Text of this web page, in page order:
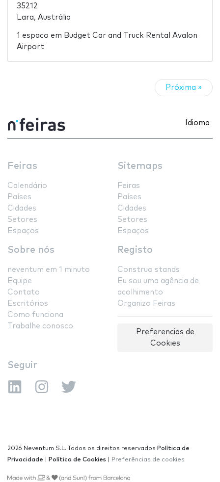
35212
Lara, Austrália
1 espaco em Budget Car and Truck Rental Avalon
Airport
Próxima »
Idioma
Feiras
Calendário
Países
Cidades
Setores
Espaços
Sitemaps
Feiras
Países
Cidades
Setores
Espaços
Sobre nós
neventum em 1 minuto
Equipe
Contato
Escritórios
Como funciona
Trabalhe conosco
Registo
Construo stands
Eu sou uma agência de
acolhimento
Organizo Feiras
Preferencias de
Cookies
Seguir
2026 Neventum S.L. Todos os direitos reservados Política de
Privacidade
Política de Cookies Preferências de cookies